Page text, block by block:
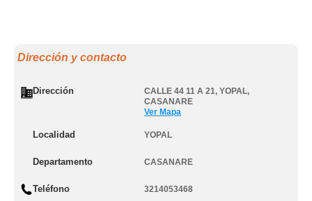
Dirección y contacto
Dirección CALLE 44 11 A 21, YOPAL,
CASANARE
Ver Mapa
Localidad YOPAL
Departamento CASANARE
Teléfono
3214053468